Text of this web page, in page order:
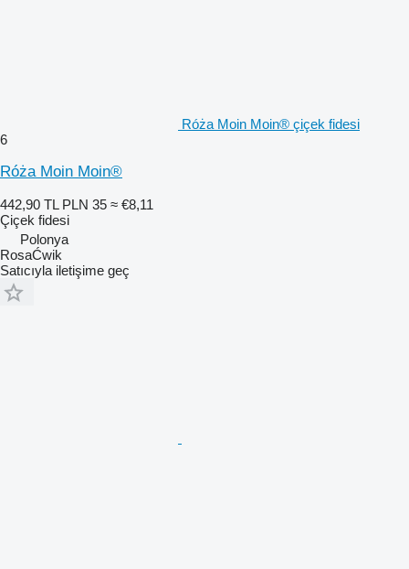
Róża Moin Moin® çiçek fidesi
6
Róża Moin Moin®
442,90 TL PLN 35 ≈ €8,11
Çiçek fidesi
Polonya
RosaĆwik
Satıcıyla iletişime geç